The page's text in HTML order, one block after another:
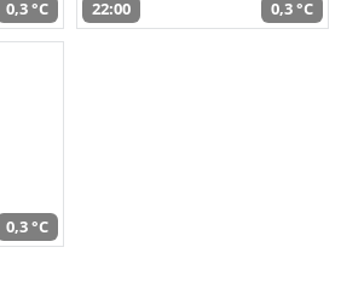
0,3 °C 22:00 0,3 °C
0,3 °C